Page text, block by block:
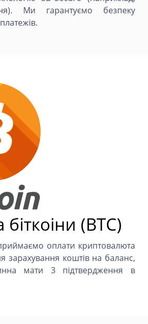
Ми гарантуємо безпеку
(BTC)
оплати криптовалюта
зарахування коштів на баланс,
мати 3 підтвердження в